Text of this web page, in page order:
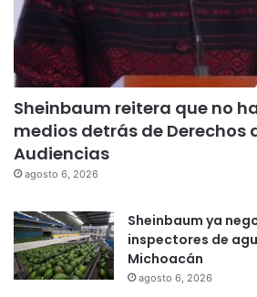
Sheinbaum reitera que no
medios detrás de Derechos
Audiencias
agosto 6, 2026
Sheinbaum ya
inspectores de
Michoacán
agosto 6, 2026